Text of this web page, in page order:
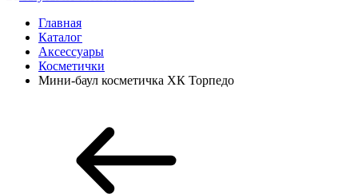
Главная
Каталог
Аксессуары
Косметички
Мини-баул косметичка ХК Торпедо